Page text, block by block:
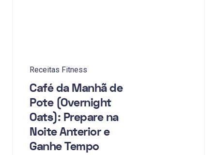
Receitas Fitness
Café da Manhã de
Pote (Overnight
Oats): Prepare na
Noite Anterior e
Ganhe Tempo